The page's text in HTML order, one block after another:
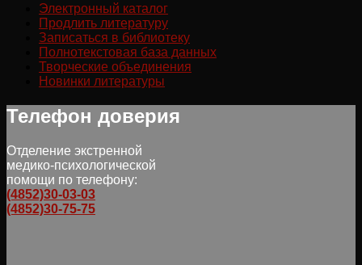
Электронный каталог
Продлить литературу
Записаться в библиотеку
Полнотекстовая база данных
Творческие объединения
Новинки литературы
Телефон доверия
Отделение экстренной
медико-психологической
помощи по телефону:
(4852)30-03-03
(4852)30-75-75